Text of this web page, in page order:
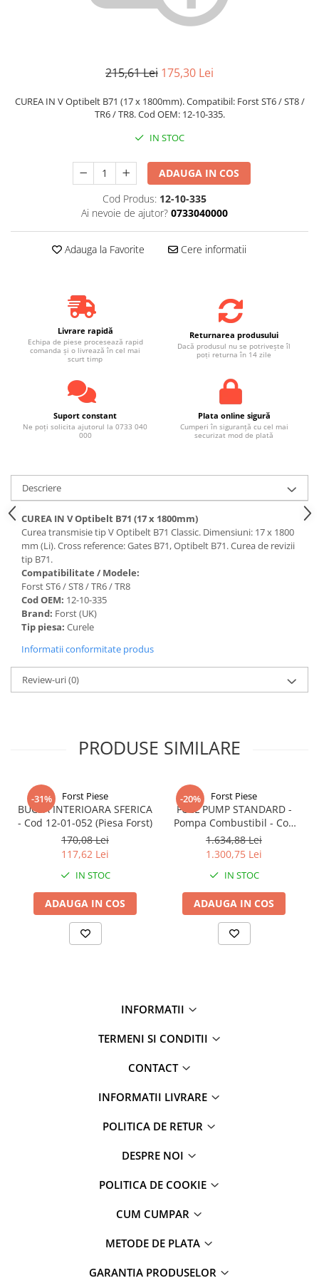
215,61 Lei 175,30 Lei
CUREA IN V Optibelt B71 (17 x 1800mm). Compatibil: Forst ST6 / ST8 /
TR6 / TR8. Cod OEM: 12-10-335.
IN STOC
ADAUGA IN COS
Cod Produs: 12-10-335
Ai nevoie de ajutor? 0733040000
Adauga la Favorite Cere informatii
Livrare rapidă
Echipa de piese procesează rapid
comanda și o livrează în cel mai
scurt timp
Returnarea produsului
Dacă produsul nu se potrivește îl
poți returna în 14 zile
Suport constant
Ne poți solicita ajutorul la 0733 040
000
Plata online sigură
Cumperi în siguranță cu cel mai
securizat mod de plată
Descriere
CUREA IN V Optibelt B71 (17 x 1800mm)
Curea transmisie tip V Optibelt B71 Classic. Dimensiuni: 17 x 1800
mm (Li). Cross reference: Gates B71, Optibelt B71. Curea de revizii
tip B71.
Compatibilitate / Modele:
Forst ST6 / ST8 / TR6 / TR8
Cod OEM: 12-10-335
Brand: Forst (UK)
Tip piesa: Curele
Informatii conformitate produs
Review-uri(0)
PRODUSE SIMILARE
-31% Forst Piese
BUCSA INTERIOARA SFERICA
- Cod 12-01-052 (Piesa Forst)
170,08 Lei
117,62 Lei
IN STOC
ADAUGA IN COS
-20% Forst Piese
FUEL PUMP STANDARD -
Pompa Combustibil - Cod
24-99-010 (Piesa Forst)
1.634,88 Lei
1.300,75 Lei
IN STOC
ADAUGA IN COS
INFORMATII
TERMENI SI CONDITII
CONTACT
INFORMATII LIVRARE
POLITICA DE RETUR
DESPRE NOI
POLITICA DE COOKIE
CUM CUMPAR
METODE DE PLATA
GARANTIA PRODUSELOR